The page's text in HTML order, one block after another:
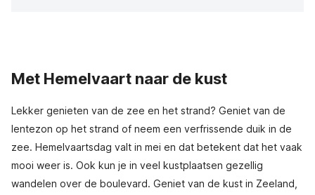
Met Hemelvaart naar de kust
Lekker genieten van de zee en het strand? Geniet van de
lentezon op het strand of neem een verfrissende duik in de
zee. Hemelvaartsdag valt in mei en dat betekent dat het vaak
mooi weer is. Ook kun je in veel kustplaatsen gezellig
wandelen over de boulevard. Geniet van de kust in Zeeland,